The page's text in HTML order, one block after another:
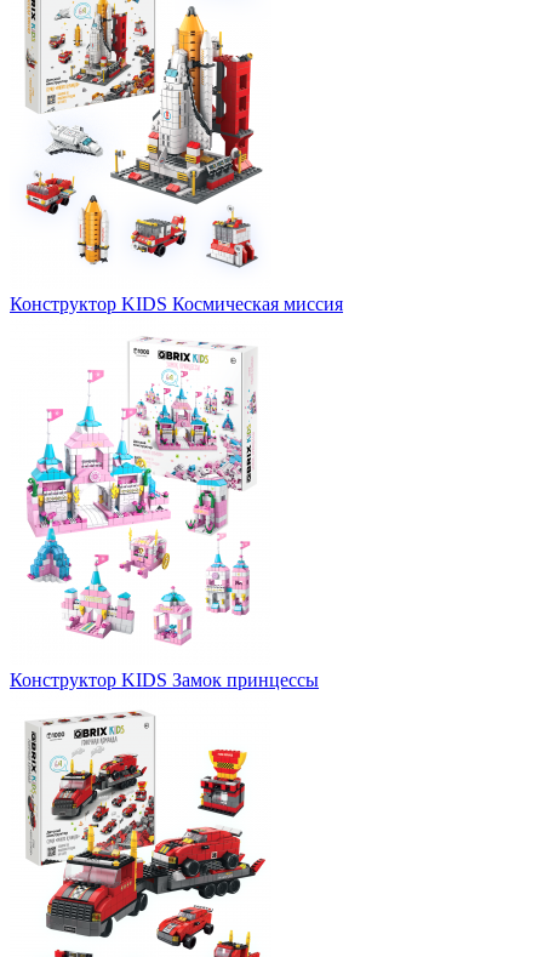
Конструктор KIDS Космическая миссия
Конструктор KIDS Замок принцессы